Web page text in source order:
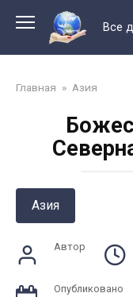
контенту
Все
Главная » Азия
Азия
Автор
Опубликовано